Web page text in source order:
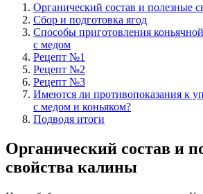
Органический состав и полезные
Сбор и подготовка ягод
Способы приготовления
с медом
Рецепт №1
Рецепт №2
Рецепт №3
Имеются ли противопоказания к
с медом и коньяком?
Подводя итоги
Органический состав и
свойства калины